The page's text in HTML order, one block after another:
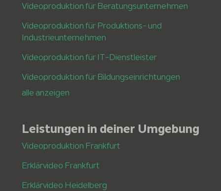
Videoproduktion für Beratungsunternehmen
Videoproduktion für Produktions- und
Industrieunternehmen
Videoproduktion für IT-Dienstleister
Videoproduktion für Bildungseinrichtungen
alle anzeigen
Leistungen in deiner Umgebung
Videoproduktion Frankfurt
Erklärvideo Frankfurt
Erklärvideo Heidelberg